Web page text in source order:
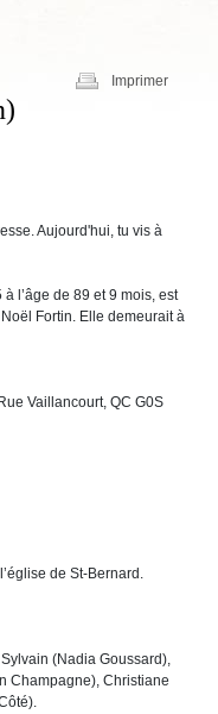
Imprimer
Aujourd'hui, tu vis à
l’âge de 89 et 9 mois, est
Fortin. Elle demeurait à
Vaillancourt, QC G0S
de St-Bernard.
(Nadia Goussard),
Champagne), Christiane